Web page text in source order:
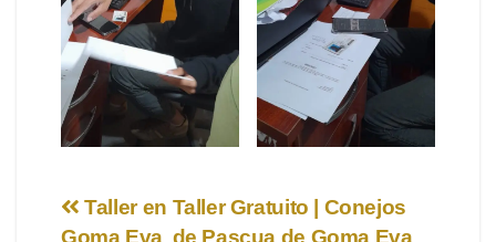
NavegaciónTaller Gratuito | Conejos
de Pascua de Goma Eva
Taller en
Goma Eva